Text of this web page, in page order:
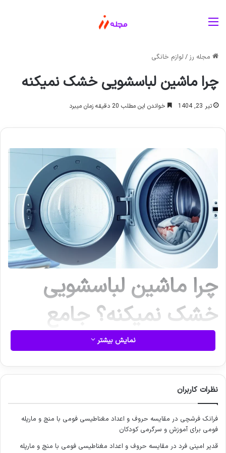
مجله رز/ لوازم خانگی
چرا ماشین لباسشویی خشک نمیکنه
تیر 23, 1404 خواندن این مطلب 20 دقیقه زمان میبرد
چرا ماشین لباسشویی
خشک نمیکنه؟ جامع
ترین راهنمای عیب یابی و
رفع مشکل + نکات
پیشگیری
اگر ماشین لباسشویی شما پس از اتمام چرخه شستشو، لباس ها را
به صورت کامل خشک نمی کند و همچنان مرطوب باقی می مانند،
نمایش بیشتر
نظرات کاربران
فرانک فرشچی در مقایسه حروف و اعداد مغناطیسی فومی با منچ و مارپله
فومی برای آموزش و سرگرمی کودکان
قدیر امینی فرد در مقایسه حروف و اعداد مغناطیسی فومی با منچ و مارپله